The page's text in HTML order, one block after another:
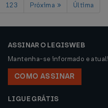
123
Próxima Última
ASSINAR O LEGISWEB
Mantenha-se informado e
COMO ASSINAR
LIGUE GRÁTIS